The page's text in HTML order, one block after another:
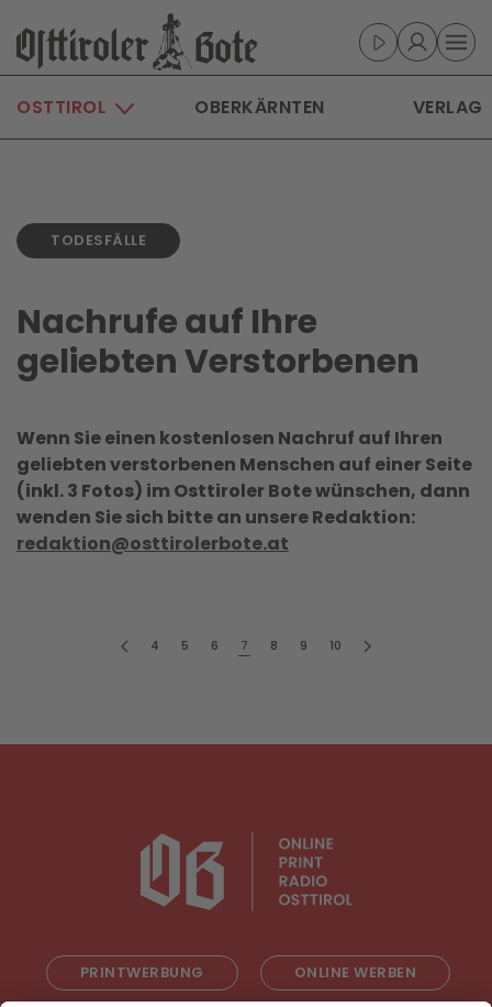
Skip to main content
OSTTIROL OBERKÄRNTEN VERLAG
TODESFÄLLE
Nachrufe auf Ihre
geliebten Verstorbenen
Wenn Sie einen kostenlosen Nachruf auf Ihren
geliebten verstorbenen Menschen auf einer Seite
(inkl. 3 Fotos) im Osttiroler Bote wünschen, dann
wenden Sie sich bitte an unsere Redaktion:
redaktion@osttirolerbote.at
4 5 6 7 8 9 10
PRINTWERBUNG ONLINE WERBEN